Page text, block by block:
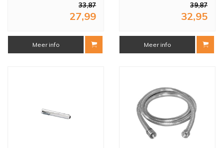
33,87
27,99
Meer info
39,87
32,95
Meer info